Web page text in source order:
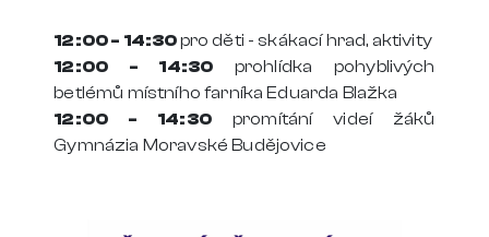
12:00 - 14:30pro děti - skákací hrad, aktivity
12:00 - 14:30 prohlídka pohyblivých
betlémů místního farníka Eduarda Blažka
12:00 - 14:30promítání videí žáků
Gymnázia Moravské Budějovice